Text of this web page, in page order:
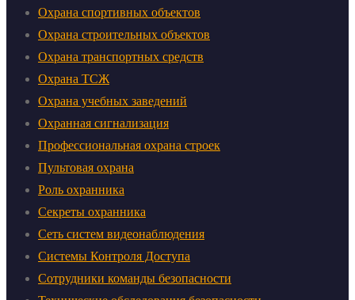
Охрана спортивных объектов
Охрана строительных объектов
Охрана транспортных средств
Охрана ТСЖ
Охрана учебных заведений
Охранная сигнализация
Профессиональная охрана строек
Пультовая охрана
Роль охранника
Секреты охранника
Сеть систем видеонаблюдения
Системы Контроля Доступа
Сотрудники команды безопасности